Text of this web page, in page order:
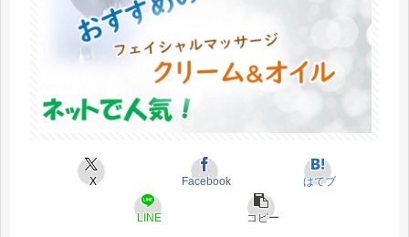
X Facebook はてブ
LINE コピー